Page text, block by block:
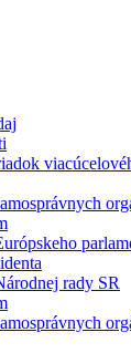
rady SR